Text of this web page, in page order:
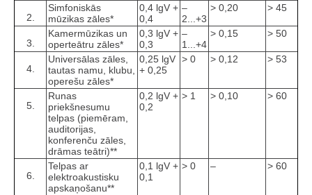
2.
Simfoniskās
mūzikas zāles*
0,4 lgV +
0,4
–
2...+3
> 0,20 > 45
3.
Kamermūzikas un
operteātru zāles*
0,3 lgV +
0,3
–
1...+4
> 0,15 > 50
4.
Universālas zāles,
tautas namu, klubu,
operešu zāles*
0,25 lgV
+ 0,25
> 0 > 0,12 > 53
5.
Runas
priekšnesumu
telpas (piemēram,
auditorijas,
konferenču zāles,
drāmas teātri)**
0,2 lgV +
0,2
> 1 > 0,10 > 60
6.
Telpas ar
elektroakustisku
apskaņošanu**
0,1 lgV +
0,1
> 0 – > 60